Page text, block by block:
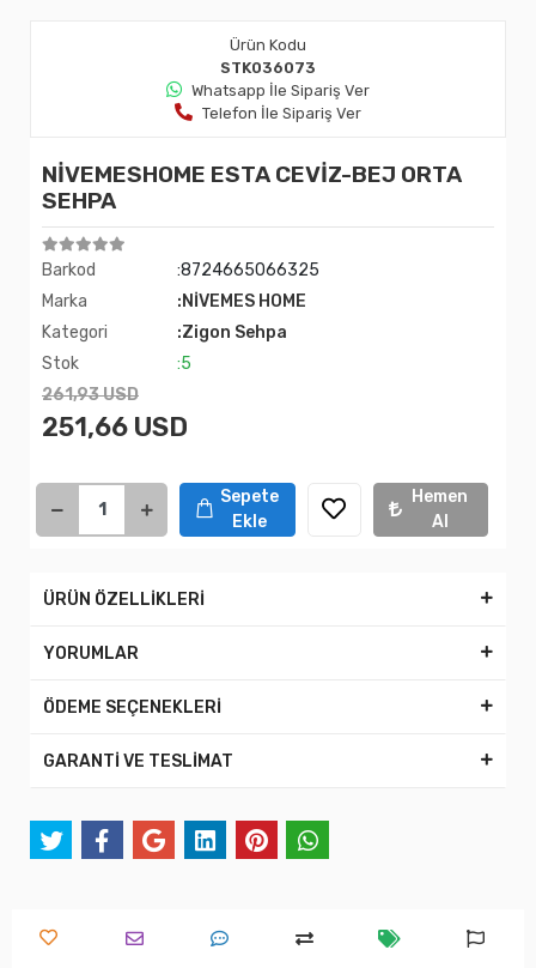
Ürün Kodu
STK036073
Whatsapp İle Sipariş Ver
Telefon İle Sipariş Ver
NİVEMESHOME ESTA CEVİZ-BEJ ORTA
SEHPA
Barkod
:8724665066325
Marka
:NİVEMES HOME
Kategori
:Zigon Sehpa
Stok
:5
261,93 USD
251,66 USD
Sepete
Ekle
Hemen
Al
ÜRÜN ÖZELLİKLERİ
YORUMLAR
ÖDEME SEÇENEKLERİ
GARANTİ VE TESLİMAT